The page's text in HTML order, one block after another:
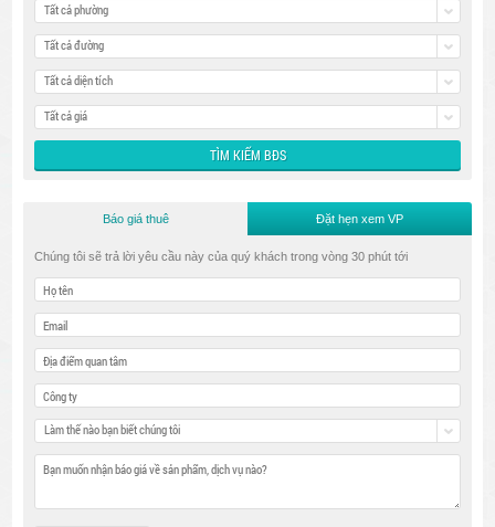
Tất cả phường
Tất cả đường
Tất cả diện tích
Tất cả giá
Báo giá thuê Đặt hẹn xem VP
Chúng tôi sẽ trả lời yêu cầu này của quý khách trong vòng 30 phút tới
Làm thế nào bạn biết chúng tôi